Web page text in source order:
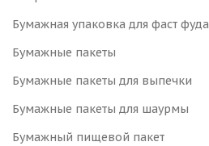
Бумажная упаковка для фаст фуда
Бумажные пакеты
Бумажные пакеты для выпечки
Бумажные пакеты для шаурмы
Бумажный пищевой пакет